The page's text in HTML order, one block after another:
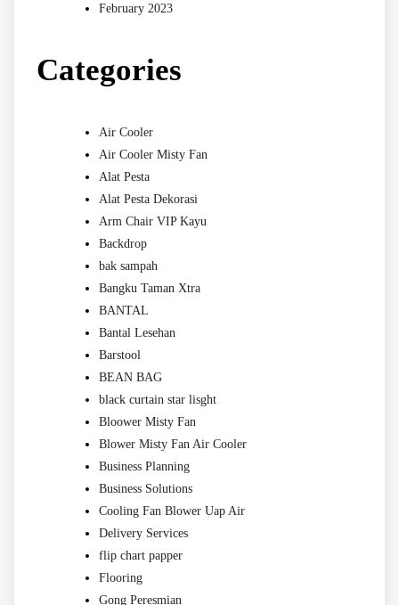
February 2023
Categories
Air Cooler
Air Cooler Misty Fan
Alat Pesta
Alat Pesta Dekorasi
Arm Chair VIP Kayu
Backdrop
bak sampah
Bangku Taman Xtra
BANTAL
Bantal Lesehan
Barstool
BEAN BAG
black curtain star lisght
Bloower Misty Fan
Blower Misty Fan Air Cooler
Business Planning
Business Solutions
Cooling Fan Blower Uap Air
Delivery Services
flip chart papper
Flooring
Gong Peresmian